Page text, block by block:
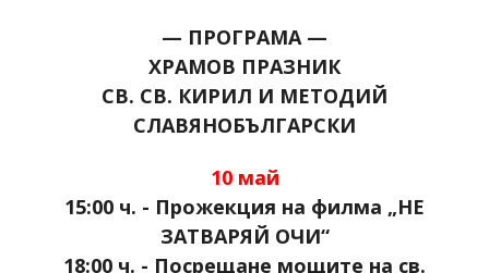
— ПРОГРАМА —
ХРАМОВ ПРАЗНИК
СВ. СВ. КИРИЛ И МЕТОДИЙ
СЛАВЯНОБЪЛГАРСКИ
10 май
15:00 ч. - Прожекция на филма „НЕ
ЗАТВАРЯЙ ОЧИ“
18:00 ч. - Посрещане мощите на св.